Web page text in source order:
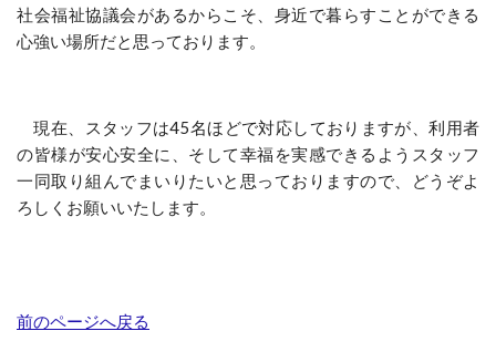
社会福祉協議会があるからこそ、身近で暮らすことができる
心強い場所だと思っております。
現在、スタッフは45名ほどで対応しておりますが、利用者
の皆様が安心安全に、そして幸福を実感できるようスタッフ
一同取り組んでまいりたいと思っておりますので、どうぞよ
ろしくお願いいたします。
前のページへ戻る